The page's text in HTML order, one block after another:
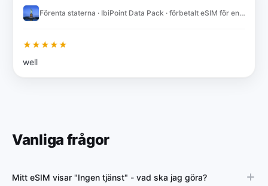
Förenta staterna · IbiPoint Data Pack · förbetalt eSIM för enbart data med 10GB i 30 dagar
★★★★★
well
Vanliga frågor
Mitt eSIM visar "Ingen tjänst" - vad ska jag göra?